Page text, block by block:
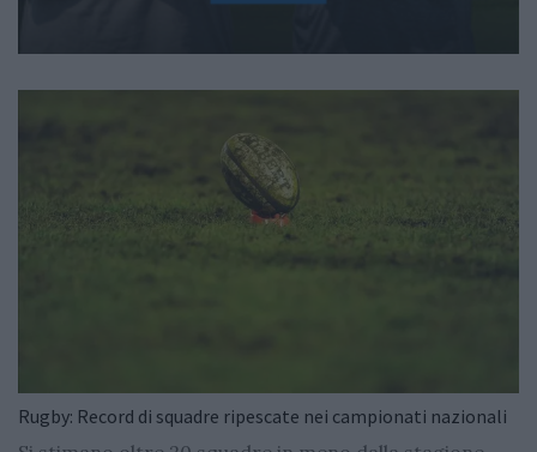
Rugby: Record di squadre ripescate nei campionati nazionali